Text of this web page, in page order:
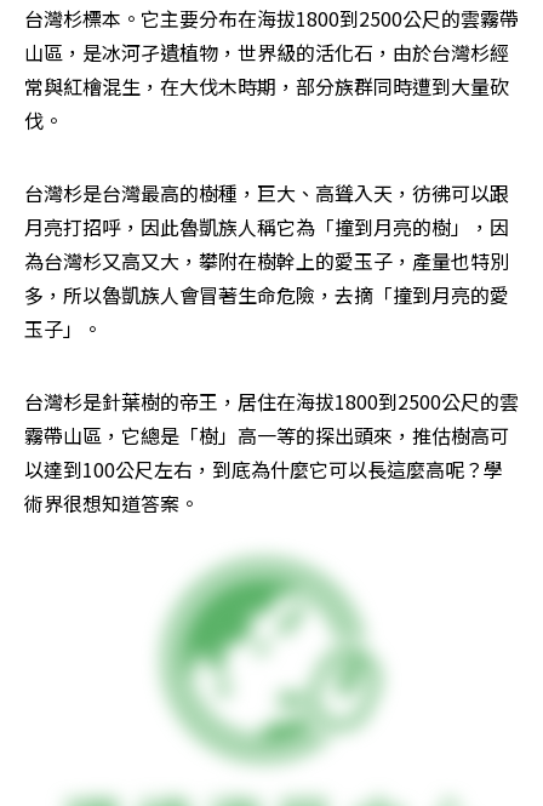
台灣杉標本。它主要分布在海拔1800到2500公尺的雲霧帶
山區，是冰河孑遺植物，世界級的活化石，由於台灣杉經
常與紅檜混生，在大伐木時期，部分族群同時遭到大量砍
伐。
台灣杉是台灣最高的樹種，巨大、高聳入天，彷彿可以跟
月亮打招呼，因此魯凱族人稱它為「撞到月亮的樹」，因
為台灣杉又高又大，攀附在樹幹上的愛玉子，產量也特別
多，所以魯凱族人會冒著生命危險，去摘「撞到月亮的愛
玉子」。
台灣杉是針葉樹的帝王，居住在海拔1800到2500公尺的雲
霧帶山區，它總是「樹」高一等的探出頭來，推估樹高可
以達到100公尺左右，到底為什麼它可以長這麼高呢？學
術界很想知道答案。